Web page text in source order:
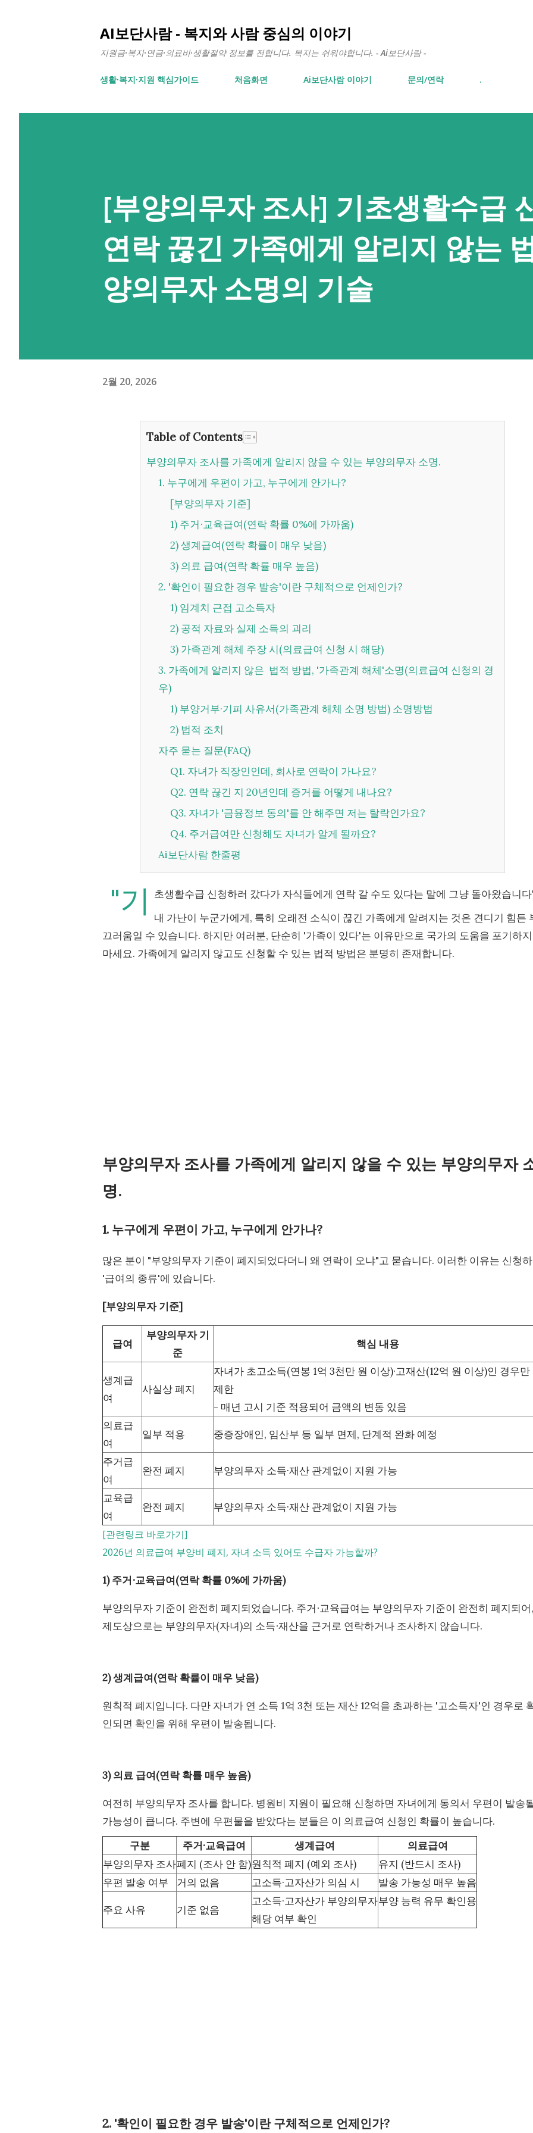
AI보단사람 - 복지와 사람 중심의 이야기
지원금·복지·연금·의료비·생활절약 정보를 전합니다. 복지는 쉬워야합니다. - Ai보단사람 -
생활∙복지∙지원 핵심가이드 처음화면 Ai보단사람 이야기 문의/연락 .
[부양의무자 조사] 기초생활수급
연락 끊긴 가족에게 알리지 않는
양의무자 소명의 기술
2월 20, 2026
Table of Contents
부양의무자 조사를 가족에게 알리지 않을 수 있는 부양의무자 소명.
1. 누구에게 우편이 가고, 누구에게 안가나?
[부양의무자 기준]
1) 주거∙교육급여(연락 확률 0%에 가까움)
2) 생계급여(연락 확률이 매우 낮음)
3) 의료 급여(연락 확률 매우 높음)
2. '확인이 필요한 경우 발송'이란 구체적으로 언제인가?
1) 임계치 근접 고소득자
2) 공적 자료와 실제 소득의 괴리
3) 가족관계 해체 주장 시(의료급여 신청 시 해당)
3. 가족에게 알리지 않은 법적 방법, '가족관계 해체'소명(의료급여 신청의 경
우)
1) 부양거부·기피 사유서(가족관계 해체 소명 방법) 소명방법
2) 법적 조치
자주 묻는 질문(FAQ)
Q1. 자녀가 직장인인데, 회사로 연락이 가나요?
Q2. 연락 끊긴 지 20년인데 증거를 어떻게 내나요?
Q3. 자녀가 '금융정보 동의'를 안 해주면 저는 탈락인가요?
Q4. 주거급여만 신청해도 자녀가 알게 될까요?
Ai보단사람 한줄평
"기
초생활수급 신청하러 갔다가 자식들에게 연락 갈 수도 있다는 말에 그냥 돌아왔습니
내 가난이 누군가에게, 특히 오래전 소식이 끊긴 가족에게 알려지는 것은 견디기 힘든
끄러움일 수 있습니다. 하지만 여러분, 단순히 '가족이 있다'는 이유만으로 국가의 도움을 포기하지
마세요. 가족에게 알리지 않고도 신청할 수 있는 법적 방법은 분명히 존재합니다.
부양의무자 조사를 가족에게 알리지 않을 수 있는 부양의무자
명.
1. 누구에게 우편이 가고, 누구에게 안가나?
많은 분이 "부양의무자 기준이 폐지되었다더니 왜 연락이 오냐"고 묻습니다. 이러한 이유는 신청
'급여의 종류'에 있습니다.
[부양의무자 기준]
급여
부양의무자 기
준
핵심 내용
생계급
여
사실상 폐지
자녀가 초고소득(연봉 1억 3천만 원 이상)·고재산(12억 원 이상)인 경우만
제한
- 매년 고시 기준 적용되어 금액의 변동 있음
의료급
여
일부 적용 중증장애인, 임산부 등 일부 면제, 단계적 완화 예정
주거급
여
완전 폐지 부양의무자 소득·재산 관계없이 지원 가능
교육급
여
완전 폐지 부양의무자 소득·재산 관계없이 지원 가능
[관련링크 바로가기]
2026년 의료급여 부양비 폐지, 자녀 소득 있어도 수급자 가능할까?
1) 주거∙교육급여(연락 확률 0%에 가까움)
부양의무자 기준이 완전히 폐지되었습니다. 주거∙교육급여는 부양의무자 기준이 완전히 폐지되어,
제도상으로는 부양의무자(자녀)의 소득∙재산을 근거로 연락하거나 조사하지 않습니다.
2) 생계급여(연락 확률이 매우 낮음)
원칙적 폐지입니다. 다만 자녀가 연 소득 1억 3천 또는 재산 12억을 초과하는 '고소득자'인 경우로
인되면 확인을 위해 우편이 발송됩니다.
3) 의료 급여(연락 확률 매우 높음)
여전히 부양의무자 조사를 합니다. 병원비 지원이 필요해 신청하면 자녀에게 동의서 우편이 발송
가능성이 큽니다. 주변에 우편물을 받았다는 분들은 이 의료급여 신청인 확률이 높습니다.
구분
주거·교육급여 생계급여
의료급여
부양의무자 조사폐지 (조사 안 함)원칙적 폐지 (예외 조사)
유지 (반드시 조사)
우편 발송 여부
거의 없음 고소득·고자산가 의심 시 발송 가능성 매우 높음
주요 사유 기준 없음
고소득·고자산가 부양의무자
해당 여부 확인
부양 능력 유무 확인용
2. '확인이 필요한 경우 발송'이란 구체적으로 언제인가?